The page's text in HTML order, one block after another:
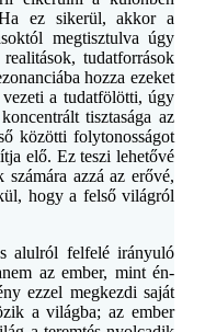
Ha ez sikerül, akkor a
megtisztulva úgy
tudatforrások
hozza ezeket
a tudatfölötti, úgy
tisztasága az
közötti folytonosságot
elő. Ez teszi lehetővé
azzá az erővé,
hogy a felső világról
alulról felfelé irányuló
az ember, mint én-
ezzel megkezdi saját
a világba; az ember